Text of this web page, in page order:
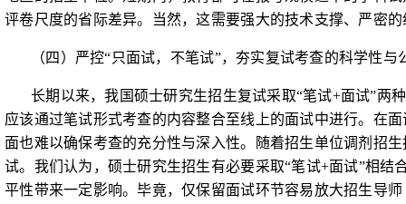
评卷尺度的省际差异。当然，这需要强大的技术支撑、严密
（四）严控“只面试，不笔试”，夯实复试考查的科学性与
长期以来，我国硕士研究生招生复试采取“笔试+面试”两
应该通过笔试形式考查的内容整合至线上的面试中进行。在
面也难以确保考查的充分性与深入性。随着招生单位调剂招
试。我们认为，硕士研究生招生有必要采取“笔试+面试”相结
平性带来一定影响。毕竟，仅保留面试环节容易放大招生导